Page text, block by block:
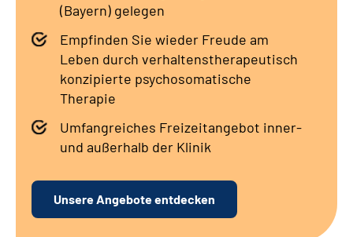
(Bayern) gelegen
Empfinden Sie wieder Freude am
Leben durch verhaltenstherapeutisch
konzipierte psychosomatische
Therapie
Umfangreiches Freizeitangebot inner-
und außerhalb der Klinik
Unsere Angebote entdecken